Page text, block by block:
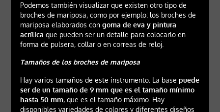
Podemos también visualizar que existen otro tipo de
broches de mariposa, como por ejemplo: los broches de
mariposa elaborados con goma de eva y pintura
acrílica que pueden ser un detalle para colocarlo en
forma de pulsera, collar o en correas de reloj.
Tamaños de los broches de mariposa
Hay varios tamaños de este instrumento. La base puede
ser de un tamaño de 9 mm que es el tamaño mínimo
hasta 50 mm, que es el tamaño máximo. Hay
disponibles variedades de colores y diferentes diseños